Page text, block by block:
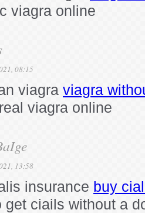
viagra online
08:15
viagra viagra
viagra online
13:58
insurance buy
get ciails without a